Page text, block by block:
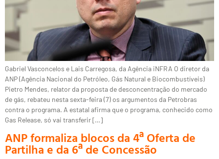
Gabriel Vasconcelos e Lais Carregosa, da Agência iNFRA O diretor da
ANP (Agência Nacional do Petróleo, Gás Natural e Biocombustíveis)
Pietro Mendes, relator da proposta de desconcentração do mercado
de gás, rebateu nesta sexta-feira (7) os argumentos da Petrobras
contra o programa. A estatal afirma que o programa, conhecido como
Gas Release, só vai transferir […]
ANP formaliza blocos da 4ª Oferta de
Partilha e da 6ª de Concessão